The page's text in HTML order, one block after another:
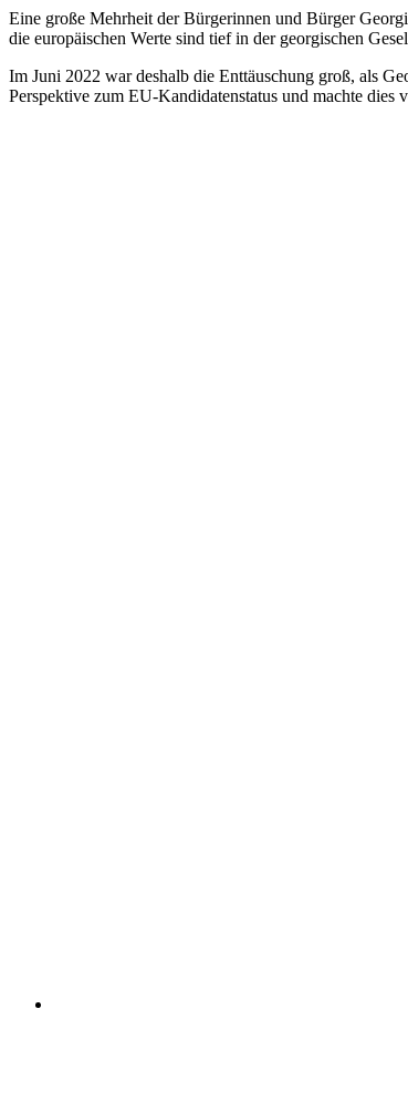
Eine große Mehrheit der Bürgerinnen und Bürger
die europäi­schen Werte sind tief in der georgi­schen
Im Juni 2022 war deshalb die Enttäu­schung groß, als
Perspektive zum EU-Kandi­da­ten­status und machte